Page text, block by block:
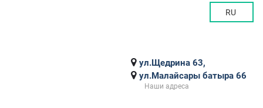
RU
ул.Щедрина 63,
ул.Малайсары батыра 66
Наши адреса